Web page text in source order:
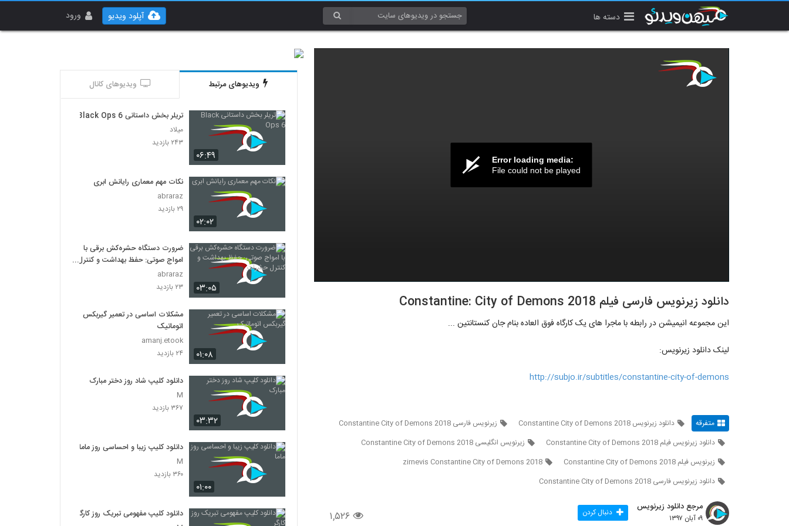
دسته ها ورود آپلود ویدیو
Error loading media:
File could not be played
دانلود زیرنویس فارسی فیلم Constantine: City of Demons 2018
این مجموعه انیمیشن در رابطه با ماجرا های یک کارگاه فوق العاده بنام جان کنستانتین ...
لینک دانلود زیرنویس:
http://subjo.ir/subtitles/constantine-city-of-demons
متفرقه دانلود زیرنویس Constantine City of Demons 2018
زیرنویس فارسی Constantine City of Demons 2018
دانلود زیرنویس فیلم Constantine City of Demons 2018
زیرنویس انگلیسی Constantine City of Demons 2018
زیرنویس فیلم Constantine City of Demons 2018
zirnevis Constantine City of Demons 2018
دانلود زیرنویس فارسی Constantine City of Demons 2018
۱,۵۲۶
مرجع دانلود زیرنویس
۰۹ آبان ۱۳۹۷ دنبال کردن
ویدیوهای مرتبط ویدیوهای کانال
۰۶:۴۹
تریلر بخش داستانی Black Ops 6
میلاد
۲۴۳ بازدید
۰۲:۰۲
نکات مهم معماری رایانش ابری
abraraz
۲۹ بازدید
۰۳:۰۵
ضرورت دستگاه حشره‌کش برقی با
امواج صوتی: حفظ بهداشت و کنترل
حشرات
abraraz
۲۳ بازدید
۰۱:۰۸
مشکلات اساسی در تعمیر گیربکس
اتوماتیک
amanj.etook
۲۴ بازدید
۰۳:۳۲
دانلود کلیپ شاد روز دختر مبارک
M
۳۶۷ بازدید
۰۱:۰۰
دانلود کلیپ زیبا و احساسی روز ماما
M
۳۶۰ بازدید
دانلود کلیپ مفهومی تبریک روز کارگر